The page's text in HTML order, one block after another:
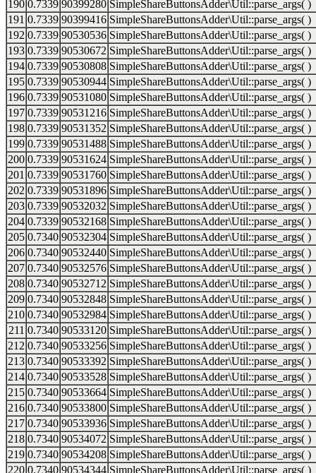
190 0.7339 90399280 SimpleShareButtonsAdder\Util::parse_args( )
191 0.7339 90399416 SimpleShareButtonsAdder\Util::parse_args( )
192 0.7339 90530536 SimpleShareButtonsAdder\Util::parse_args( )
193 0.7339 90530672 SimpleShareButtonsAdder\Util::parse_args( )
194 0.7339 90530808 SimpleShareButtonsAdder\Util::parse_args( )
195 0.7339 90530944 SimpleShareButtonsAdder\Util::parse_args( )
196 0.7339 90531080 SimpleShareButtonsAdder\Util::parse_args( )
197 0.7339 90531216 SimpleShareButtonsAdder\Util::parse_args( )
198 0.7339 90531352 SimpleShareButtonsAdder\Util::parse_args( )
199 0.7339 90531488 SimpleShareButtonsAdder\Util::parse_args( )
200 0.7339 90531624 SimpleShareButtonsAdder\Util::parse_args( )
201 0.7339 90531760 SimpleShareButtonsAdder\Util::parse_args( )
202 0.7339 90531896 SimpleShareButtonsAdder\Util::parse_args( )
203 0.7339 90532032 SimpleShareButtonsAdder\Util::parse_args( )
204 0.7339 90532168 SimpleShareButtonsAdder\Util::parse_args( )
205 0.7340 90532304 SimpleShareButtonsAdder\Util::parse_args( )
206 0.7340 90532440 SimpleShareButtonsAdder\Util::parse_args( )
207 0.7340 90532576 SimpleShareButtonsAdder\Util::parse_args( )
208 0.7340 90532712 SimpleShareButtonsAdder\Util::parse_args( )
209 0.7340 90532848 SimpleShareButtonsAdder\Util::parse_args( )
210 0.7340 90532984 SimpleShareButtonsAdder\Util::parse_args( )
211 0.7340 90533120 SimpleShareButtonsAdder\Util::parse_args( )
212 0.7340 90533256 SimpleShareButtonsAdder\Util::parse_args( )
213 0.7340 90533392 SimpleShareButtonsAdder\Util::parse_args( )
214 0.7340 90533528 SimpleShareButtonsAdder\Util::parse_args( )
215 0.7340 90533664 SimpleShareButtonsAdder\Util::parse_args( )
216 0.7340 90533800 SimpleShareButtonsAdder\Util::parse_args( )
217 0.7340 90533936 SimpleShareButtonsAdder\Util::parse_args( )
218 0.7340 90534072 SimpleShareButtonsAdder\Util::parse_args( )
219 0.7340 90534208 SimpleShareButtonsAdder\Util::parse_args( )
220 0.7340 90534344 SimpleShareButtonsAdder\Util::parse_args( )